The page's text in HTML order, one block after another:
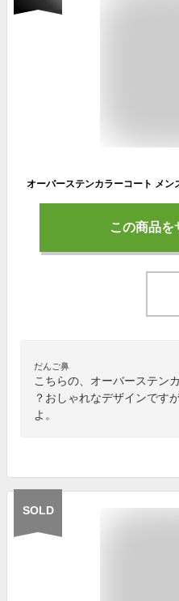
この商品を
だんご鼻
こちらの、オーバーステン
？おしゃれなデザインです
よ。
SOLD